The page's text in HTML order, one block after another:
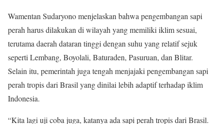
Wamentan Sudaryono menjelaskan bahwa pengembangan sapi
perah harus dilakukan di wilayah yang memiliki iklim sesuai,
terutama daerah dataran tinggi dengan suhu yang relatif sejuk
seperti Lembang, Boyolali, Baturaden, Pasuruan, dan Blitar.
Selain itu, pemerintah juga tengah menjajaki pengembangan sapi
perah tropis dari Brasil yang dinilai lebih adaptif terhadap iklim
Indonesia.
“Kita lagi uji coba juga, katanya ada sapi perah tropis dari Brasil.